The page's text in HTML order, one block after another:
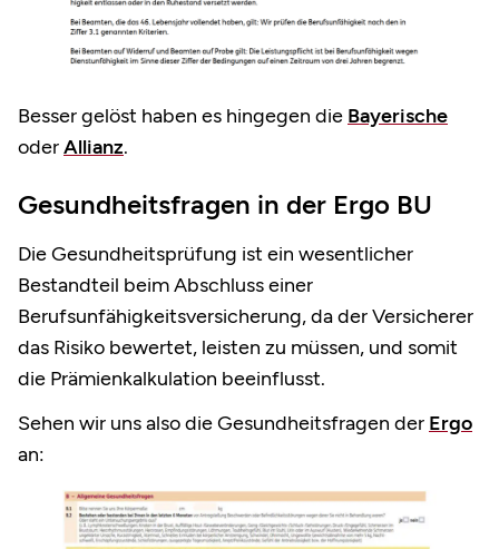
Besser gelöst haben es hingegen die Bayerische
oderAllianz.
Gesundheitsfragen in der Ergo BU
Die Gesundheitsprüfung ist ein wesentlicher
Bestandteil beim Abschluss einer
Berufsunfähigkeitsversicherung, da der Versicherer
das Risiko bewertet, leisten zu müssen, und somit
die Prämienkalkulation beeinflusst.
Sehen wir uns also die Gesundheitsfragen der Ergo
an: